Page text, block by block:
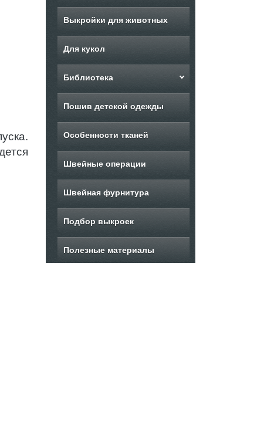
Выкройки для животных
Для кукол
Библиотека
Пошив детской одежды
Особенности тканей
Швейные операции
Швейная фурнитура
Подбор выкроек
Полезные материалы